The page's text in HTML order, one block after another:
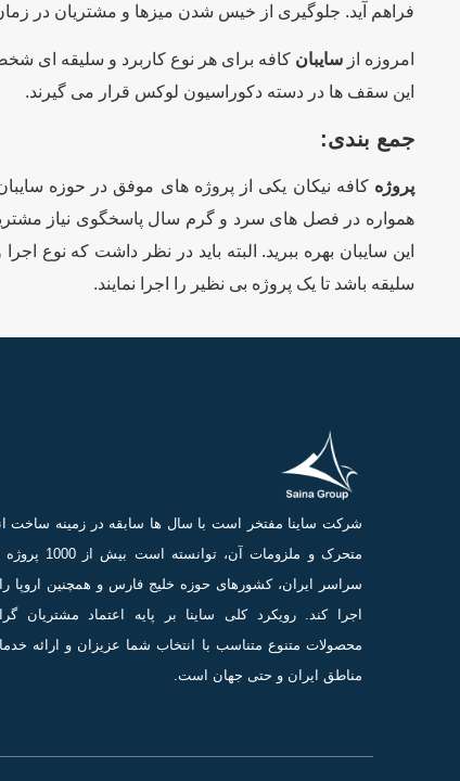
فراهم آید. جلوگیری از خیس شدن میزها و مشتریان در
امروزه از سایبان کافه برای هر نوع کاربرد و سلیقه ای
این سقف ها در دسته دکوراسیون لوکس قرار می گیرند.
جمع بندی:
پروژه کافه نیکان یکی از پروژه های موفق در حوزه
همواره در فصل های سرد و گرم سال پاسخگوی نیاز
این سایبان بهره ببرید. البته باید در نظر داشت که
سلیقه باشد تا یک پروژه بی نظیر را اجرا نمایند.
شرکت ساینا مفتخر است با سال ها سابقه در زمینه ساخت
متحرک و ملزومات آن،
سراسر ایران، کشورهای حوزه خلیج فارس و همچنین اروپا
اجرا کند. رویکرد کلی ساینا بر پایه اعتماد مشتریان
محصولات متنوع متناسب با انتخاب شما عزیزان و ارائه
مناطق ایران و حتی جهان است.